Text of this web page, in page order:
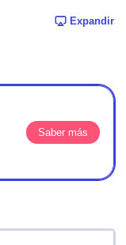
Expandir
Saber más